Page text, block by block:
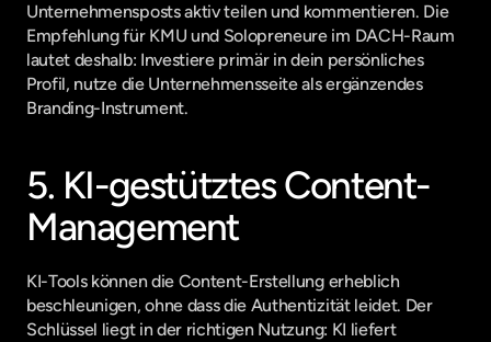
Unternehmensposts aktiv teilen und kommentieren. Die
Empfehlung für KMU und Solopreneure im DACH-Raum
lautet deshalb: Investiere primär in dein persönliches
Profil, nutze die Unternehmensseite als ergänzendes
Branding-Instrument.
5. KI-gestütztes Content-
Management
KI-Tools können die Content-Erstellung erheblich
beschleunigen, ohne dass die Authentizität leidet. Der
Schlüssel liegt in der richtigen Nutzung: KI liefert